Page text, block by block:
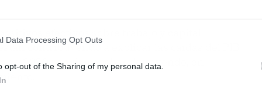
Data Processing Opt Outs
opt-out of the Sharing of my personal data.
contribuyendo a explicar las caídas del PIB
de 2020 podrían acabar detrayendo, en